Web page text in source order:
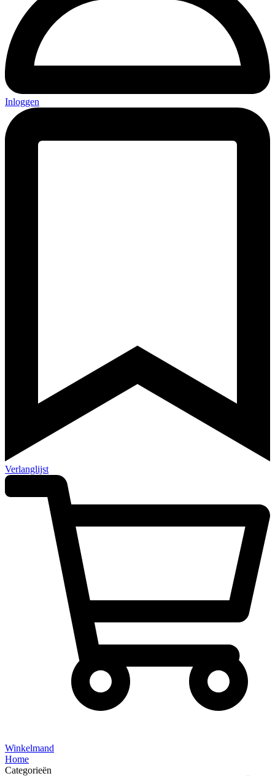
Inloggen
Verlanglijst
Winkelmand
Home
Categorieën